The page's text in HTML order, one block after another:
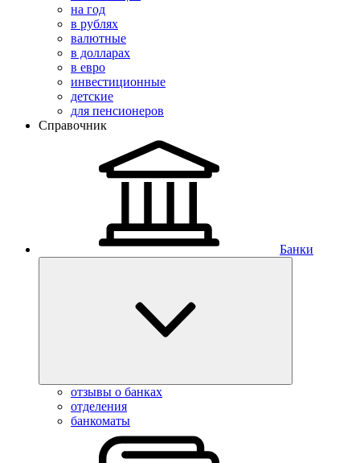
на год
в рублях
валютные
в долларах
в евро
инвестиционные
детские
для пенсионеров
Справочник
Банки
отзывы о банках
отделения
банкоматы